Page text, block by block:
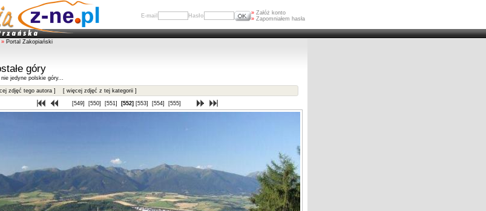
E-mail Hasło » Załóż konto
» Zapomniałem hasła
» Portal Zakopiański
góry
jedyne polskie góry...
zdjęć tego autora ] [ więcej zdjęć z tej kategorii ]
[549] [550] [551] [552] [553] [554] [555]